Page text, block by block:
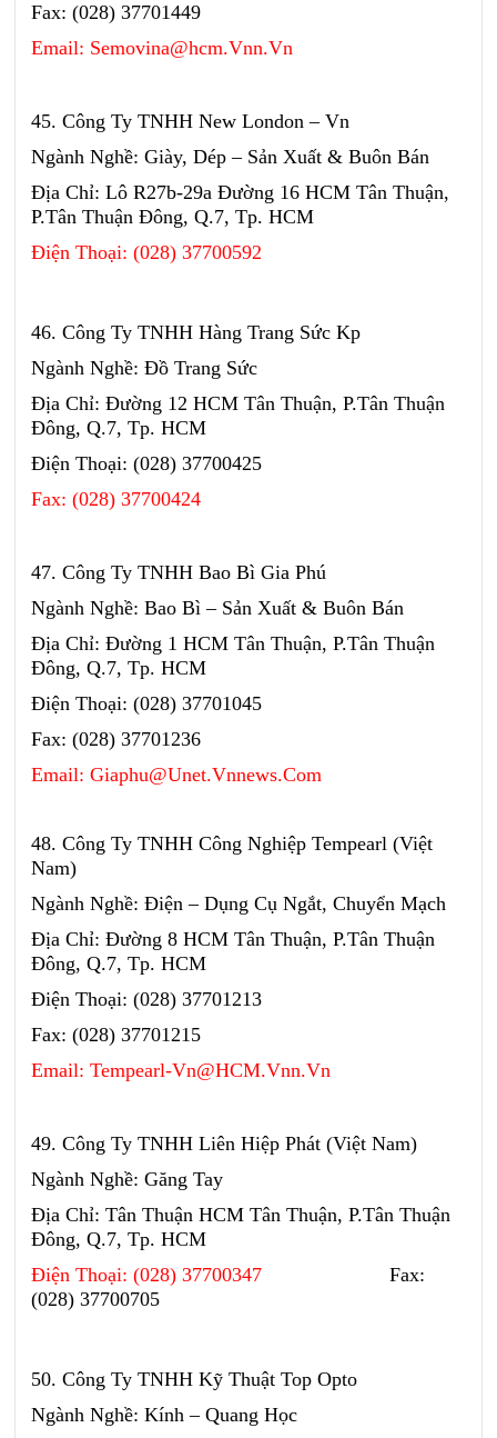
Fax: (028) 37701449
Email: Semovina@hcm.Vnn.Vn
45. Công Ty TNHH New London – Vn
Ngành Nghề: Giày, Dép – Sản Xuất & Buôn Bán
Địa Chỉ: Lô R27b-29a Đường 16 HCM Tân Thuận,
P.Tân Thuận Đông, Q.7, Tp. HCM
Điện Thoại: (028) 37700592
46. Công Ty TNHH Hàng Trang Sức Kp
Ngành Nghề: Đồ Trang Sức
Địa Chỉ: Đường 12 HCM Tân Thuận, P.Tân Thuận
Đông, Q.7, Tp. HCM
Điện Thoại: (028) 37700425
Fax: (028) 37700424
47. Công Ty TNHH Bao Bì Gia Phú
Ngành Nghề: Bao Bì – Sản Xuất & Buôn Bán
Địa Chỉ: Đường 1 HCM Tân Thuận, P.Tân Thuận
Đông, Q.7, Tp. HCM
Điện Thoại: (028) 37701045
Fax: (028) 37701236
Email: Giaphu@Unet.Vnnews.Com
48. Công Ty TNHH Công Nghiệp Tempearl (Việt
Nam)
Ngành Nghề: Điện – Dụng Cụ Ngắt, Chuyển Mạch
Địa Chỉ: Đường 8 HCM Tân Thuận, P.Tân Thuận
Đông, Q.7, Tp. HCM
Điện Thoại: (028) 37701213
Fax: (028) 37701215
Email: Tempearl-Vn@HCM.Vnn.Vn
49. Công Ty TNHH Liên Hiệp Phát (Việt Nam)
Ngành Nghề: Găng Tay
Địa Chỉ: Tân Thuận HCM Tân Thuận, P.Tân Thuận
Đông, Q.7, Tp. HCM
Điện Thoại: (028) 37700347
Fax:
(028) 37700705
50. Công Ty TNHH Kỹ Thuật Top Opto
Ngành Nghề: Kính – Quang Học